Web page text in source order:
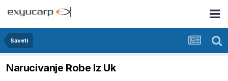
Saveti
Narucivanje Robe Iz Uk